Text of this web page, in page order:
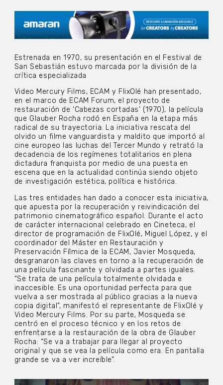
Estrenada en 1970, su presentación en el Festival de
San Sebastián estuvo marcada por la división de la
crítica especializada
Video Mercury Films, ECAM y FlixOlé han presentado,
en el marco de ECAM Forum, el proyecto de
restauración de ‘Cabezas cortadas’ (1970), la película
que Glauber Rocha rodó en España en la etapa más
radical de su trayectoria. La iniciativa rescata del
olvido un filme vanguardista y maldito que importó al
cine europeo las luchas del Tercer Mundo y retrató la
decadencia de los regímenes totalitarios en plena
dictadura franquista por medio de una puesta en
escena que en la actualidad continúa siendo objeto
de investigación estética, política e histórica.
Las tres entidades han dado a conocer esta iniciativa,
que apuesta por la recuperación y reivindicación del
patrimonio cinematográfico español. Durante el acto
de carácter internacional celebrado en Cineteca, el
director de programación de FlixOlé, Miguel López, y el
coordinador del Máster en Restauración y
Preservación Fílmica de la ECAM, Javier Mosqueda,
desgranaron las claves en torno a la recuperación de
una película fascinante y olvidada a partes iguales.
“Se trata de una película totalmente olvidada e
inaccesible. Es una oportunidad perfecta para que
vuelva a ser mostrada al público gracias a la nueva
copia digital”, manifestó el representante de FlixOlé y
Video Mercury Films. Por su parte, Mosqueda se
centró en el proceso técnico y en los retos de
enfrentarse a la restauración de la obra de Glauber
Rocha: “Se va a trabajar para llegar al proyecto
original y que se vea la película como era. En pantalla
grande se va a ver increíble”.